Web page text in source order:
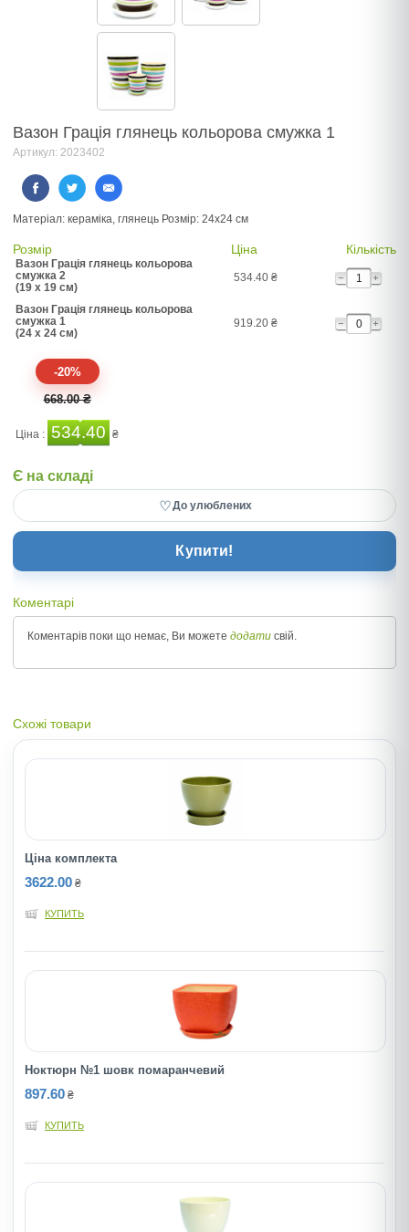
Вазон Грація глянець кольорова смужка 1
Артикул: 2023402
Матеріал: кераміка, глянець Розмір: 24х24 см
Розмір Ціна Кількість
Вазон Грація глянець кольорова
смужка 2
(19 x 19 см)
534.40 ₴
Вазон Грація глянець кольорова
смужка 1
(24 x 24 см)
919.20 ₴
-20%
668.00 ₴
Ціна : 534.40 ₴
Є на складі
♡До улюблених
Купити!
Коментарі
Коментарів поки що немає, Ви можете додати свій.
Схожі товари
Ціна комплекта
3622.00 ₴
КУПИТЬ
Ноктюрн №1 шовк помаранчевий
897.60 ₴
КУПИТЬ